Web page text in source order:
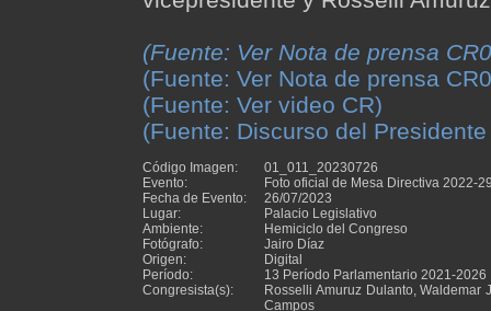
(Fuente: Ver Nota de prensa
(Fuente: Ver Nota de prensa
(Fuente: Ver video CR)
(Fuente: Discurso del
Código Imagen:
01_011_20230726
Evento:
Foto oficial de Mesa Directiva 2022-
Fecha de Evento:
26/07/2023
Lugar:
Palacio Legislativo
Ambiente:
Hemiciclo del Congreso
Fotógrafo:
Jairo Díaz
Origen:
Digital
Período:
13 Período Parlamentario 2021-2026
Congresista(s):
Rosselli Amuruz Dulanto, Waldemar
Campos